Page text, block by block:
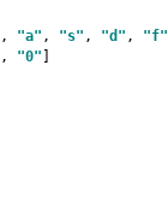
, "a" , "s" , "d" , "f"
, "0" ]